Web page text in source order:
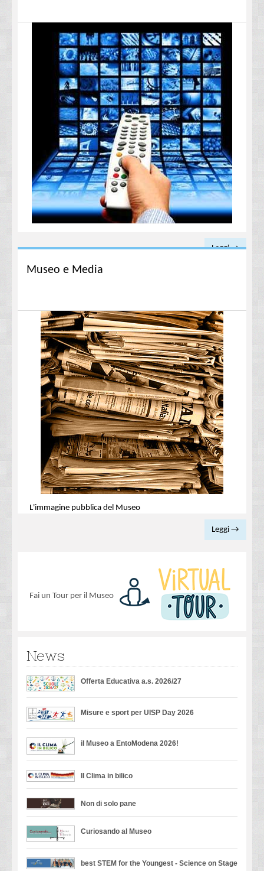
Leggi →
Museo e Media
L'immagine pubblica del Museo
Leggi →
Fai un Tour per il Museo
News
Offerta Educativa a.s. 2026/27
Misure e sport per UISP Day 2026
il Museo a EntoModena 2026!
Il Clima in bilico
Non di solo pane
Curiosando al Museo
best STEM for the Youngest - Science on Stage